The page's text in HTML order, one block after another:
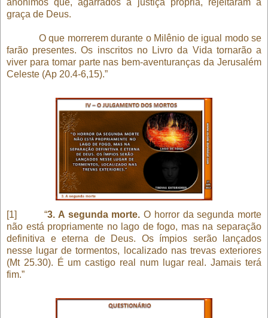
graça de Deus.
O que morrerem durante o Milênio de igual modo se
farão presentes. Os inscritos no Livro da Vida tornarão a
viver para tomar parte nas bem-aventuranças da Jerusalém
Celeste (Ap 20.4-6,15).”
[1] “3. A segunda morte. O horror da segunda morte
não está propriamente no lago de fogo, mas na separação
definitiva e eterna de Deus. Os ímpios serão lançados
nesse lugar de tormentos, localizado nas trevas exteriores
(Mt 25.30). É um castigo real num lugar real. Jamais terá
fim.”